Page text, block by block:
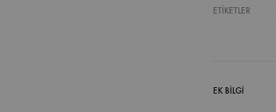
ETIKETLER
EK BILGI